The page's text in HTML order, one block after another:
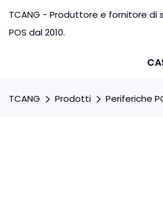
TCANG - Produttore e fornitore di
POS dal 2010.
TCANG Prodotti Periferiche